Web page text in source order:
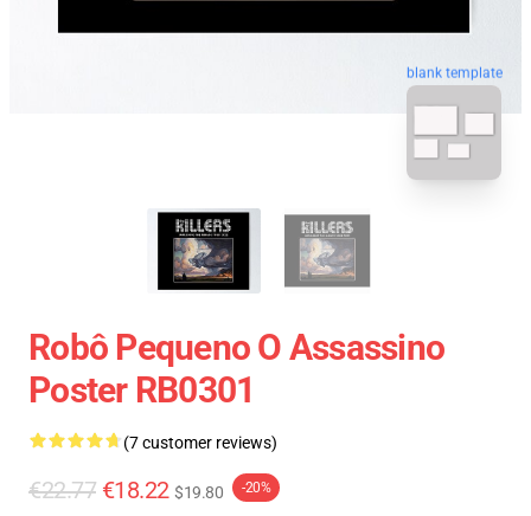
blank template
Robô Pequeno O Assassino
Poster RB0301
(7 customer reviews)
€22.77 €18.22 $19.80 -20%